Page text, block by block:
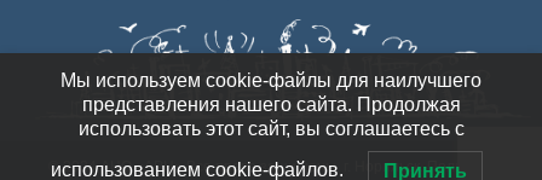
© 2024 АНО «АРН» Все права защищены. г. Норильск.Политика
Мы используем cookie-файлы для наилучшего
представления нашего сайта. Продолжая
использовать этот сайт, вы соглашаетесь с
использованием cookie-файлов. Принять